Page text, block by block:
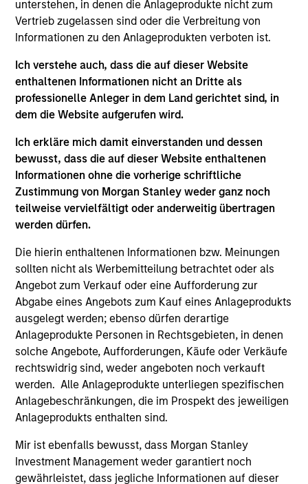
unterstehen, in denen die Anlageprodukte nicht zum
Vertrieb zugelassen sind oder die Verbreitung von
Informationen zu den Anlageprodukten verboten ist.
Ich verstehe auch, dass die auf dieser Website
enthaltenen Informationen nicht an Dritte als
professionelle Anleger in dem Land gerichtet sind, in
dem die Website aufgerufen wird.
Ich erkläre mich damit einverstanden und dessen
bewusst, dass die auf dieser Website enthaltenen
Informationen ohne die vorherige schriftliche
Zustimmung von Morgan Stanley weder ganz noch
teilweise vervielfältigt oder anderweitig übertragen
werden dürfen.
Die hierin enthaltenen Informationen bzw. Meinungen
sollten nicht als Werbemitteilung betrachtet oder als
Angebot zum Verkauf oder eine Aufforderung zur
Abgabe eines Angebots zum Kauf eines Anlageprodukts
ausgelegt werden; ebenso dürfen derartige
Anlageprodukte Personen in Rechtsgebieten, in denen
solche Angebote, Aufforderungen, Käufe oder Verkäufe
rechtswidrig sind, weder angeboten noch verkauft
werden. Alle Anlageprodukte unterliegen spezifischen
Anlagebeschränkungen, die im Prospekt des jeweiligen
Anlageprodukts enthalten sind.
Mir ist ebenfalls bewusst, dass Morgan Stanley
Investment Management weder garantiert noch
gewährleistet, dass jegliche Informationen auf dieser
technology and telecommunications before
becoming a co-portfolio manager of international
and technology strategies. Kristian received a B.A.
Chartered Financial Analyst designation.
Global Opportunity
Global Opportunity
Invests globally in high quality established
and emerging companies that the team
believes are undervalued at the time of
investment.
International Advantage
Invests internationally in high quality
established companies that the team
believes are undervalued at the time of
investment.
International Opportunity
Invests internationally in high quality
established and emerging companies that